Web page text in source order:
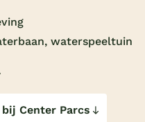
waterspeeltuin
Center Parcs